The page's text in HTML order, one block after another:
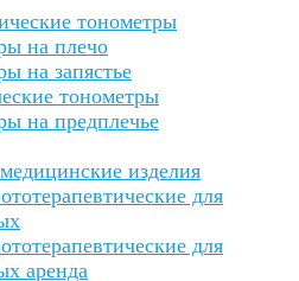
тонометры
на плечо
на запястье
тонометры
на предплечье
изделия
для
для
аренда